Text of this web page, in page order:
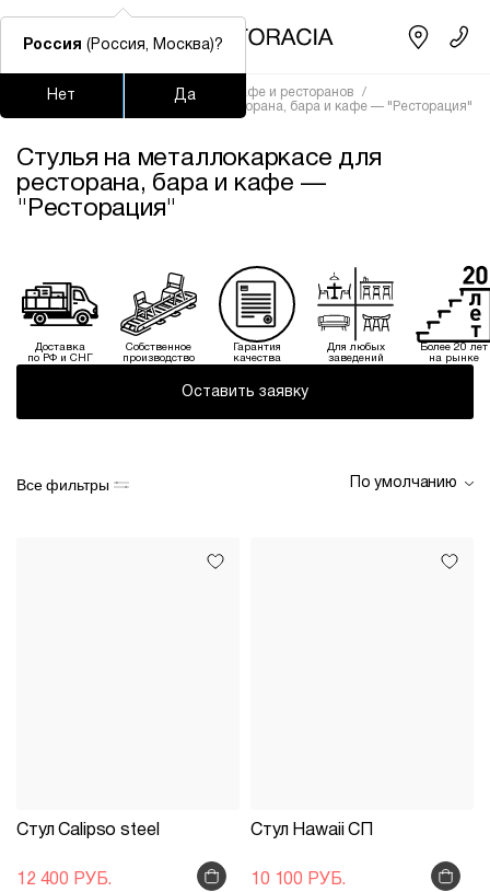
Подстолья для стола Столешницы Столы
Часто ищут
шафран
Главная Стулья для кафе и ресторанов
/
Стулья на металлокаркасе для ресторана, бара и кафе — "Ресторация"
Стулья на металлокаркасе для
ресторана, бара и кафе —
"Ресторация"
Доставка
по РФ и СНГ
Собственное
производство
Гарантия
качества
Для любых
заведений
Более 20 лет
на рынке
Оставить заявку
Все фильтры По умолчанию
Стул Calipso steel
12 400 РУБ.
Стул Hawaii СП
10 100 РУБ.
Россия (Россия, Москва)?
Нет Да